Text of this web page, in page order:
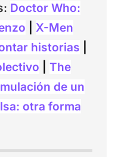
Doctor Who:
|X-Men
historias
|The
de un
otra forma